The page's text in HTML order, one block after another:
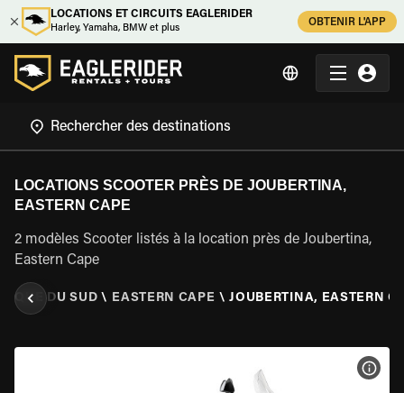
LOCATIONS ET CIRCUITS EAGLERIDER
Harley, Yamaha, BMW et plus
OBTENIR L'APP
LOCATIONS SCOOTER PRÈS DE JOUBERTINA,
EASTERN CAPE
2 modèles Scooter listés à la location près de Joubertina,
Eastern Cape
DU SUD \ EASTERN CAPE \ JOUBERTINA, EASTERN